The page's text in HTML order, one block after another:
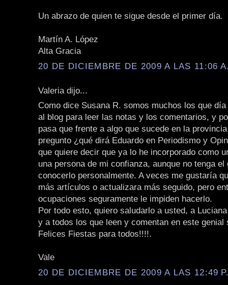
Un abrazo de quien te sigue desde el primer día.
Martín A. López
Alta Gracia
20 DE DICIEMBRE DE 2009 A LAS 11:06
Valeria dijo...
Como dice Susana R. somos muchos los que
al blog para leer las notas y los comentarios, y
pasa que frente a algo que sucede en la
pregunto ¿qué dirá Eduardo en Periodismo y
que quiere decir que ya lo he incorporado como
una persona de mi confianza, aunque no tenga el
conocerlo personalmente. A veces me gustaría
más artículos o actualizara más seguido, pero
ocupaciones seguramente le impiden hacerlo.
Por todo esto, quiero saludarlo a usted, a
y a todos los que leen y comentan en este genial
Felices Fiestas para todos!!!!.
Vale
20 DE DICIEMBRE DE 2009 A LAS 12:49